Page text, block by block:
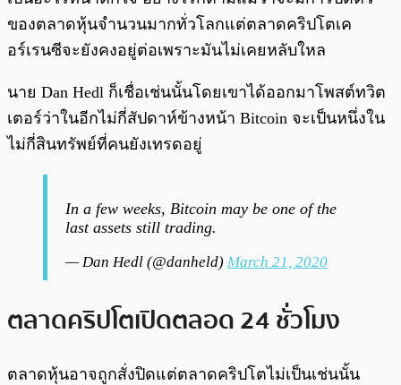
ของตลาดหุ้นจำนวนมากทั่วโลกแต่ตลาดคริปโตเค
อร์เรนซีจะยังคงอยู่ต่อเพราะมันไม่เคยหลับใหล
นาย Dan Hedl ก็เชื่อเช่นนั้นโดยเขาได้ออกมาโพสต์ทวิต
เตอร์ว่าในอีกไม่กี่สัปดาห์ข้างหน้า Bitcoin จะเป็นหนึ่งใน
ไม่กี่สินทรัพย์ที่คนยังเทรดอยู่
In a few weeks, Bitcoin may be one of the
last assets still trading.
— Dan Hedl (@danheld) March 21, 2020
ตลาดคริปโตเปิดตลอด 24 ชั่วโมง
ตลาดหุ้นอาจถูกสั่งปิดแต่ตลาดคริปโตไม่เป็นเช่นนั้น